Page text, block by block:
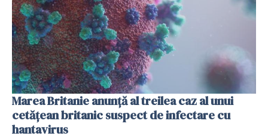
Marea Britanie anunţă al treilea caz al unui
cetăţean britanic suspect de infectare cu
hantavirus